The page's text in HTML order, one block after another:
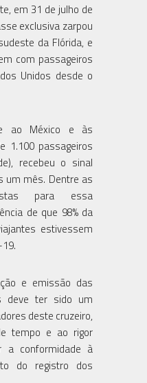
em 31 de julho de
exclusiva zarpou
da Flórida, e
com passageiros
Unidos desde o
ao México e às
1.100 passageiros
recebeu o sinal
um mês. Dentre as
para essa
de que 98% da
estivessem
e emissão das
deve ter sido um
deste cruzeiro,
tempo e ao rigor
a conformidade à
do registro dos